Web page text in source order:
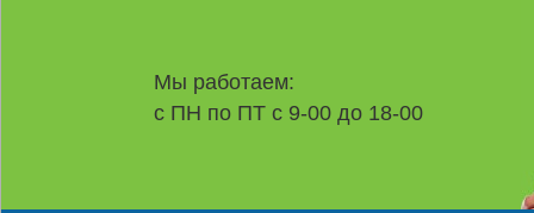
Мы работаем:
с ПН по ПТ с 9-00 до 18-00